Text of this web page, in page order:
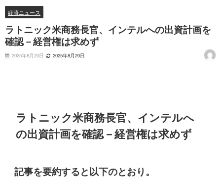
経済ニュース
ラトニック米商務長官、インテルへの出資計画を
確認－経営権は求めず
2025年8月20日 2025年8月20日
ラトニック米商務長官、インテルへ
の出資計画を確認－経営権は求めず
記事を要約すると以下のとおり。